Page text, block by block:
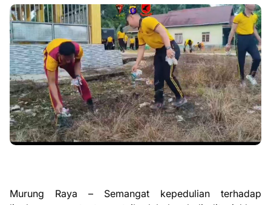
Murung Raya – Semangat kepedulian terhadap